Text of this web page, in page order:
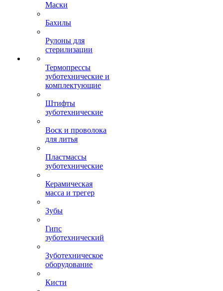
Маски
Бахилы
Рулоны для
стерилизации
Термопрессы
зуботехнические и
комплектующие
Штифты
зуботехнические
Воск и проволока
для литья
Пластмассы
зуботехнические
Керамическая
масса и трегер
Зубы
Гипс
зуботехнический
Зуботехническое
оборудование
Кисти